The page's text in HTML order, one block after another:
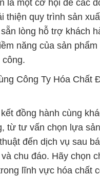
là một cơ hội để các
thiện quy trình sản
lòng hỗ trợ khách
năng của sản
Công Ty Hóa Chất
đồng hành cùng
từ tư vấn chọn lựa
đến dịch vụ sau
chu đáo. Hãy chọn
lĩnh vực hóa chất